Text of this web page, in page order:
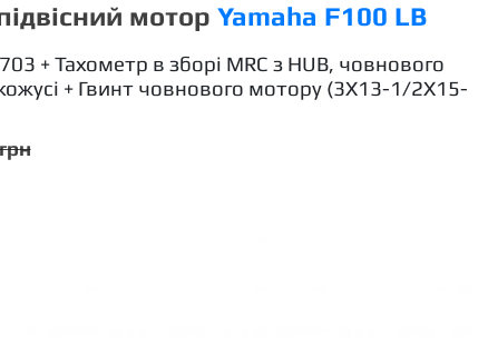
мотор Yamaha F100 LB
+ Тахометр в зборі MRC з HUB, човнового
+ Гвинт човнового мотору (3X13-1/2X15-